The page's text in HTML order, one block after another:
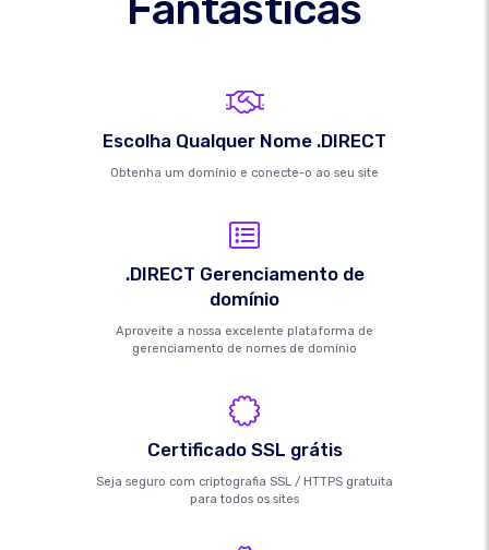
Escolha Qualquer Nome .DIRECT
Obtenha um domínio e conecte-o ao seu site
.DIRECT Gerenciamento de
domínio
Aproveite a nossa excelente plataforma de
gerenciamento de nomes de domínio
Certificado SSL grátis
Seja seguro com criptografia SSL / HTTPS gratuita
para todos os sites